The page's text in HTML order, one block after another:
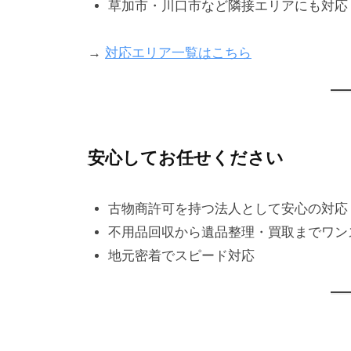
草加市・川口市など隣接エリアにも対応
→ 対応エリア一覧はこちら
安心してお任せください
古物商許可を持つ法人として安心の対応
不用品回収から遺品整理・買取までワ
地元密着でスピード対応